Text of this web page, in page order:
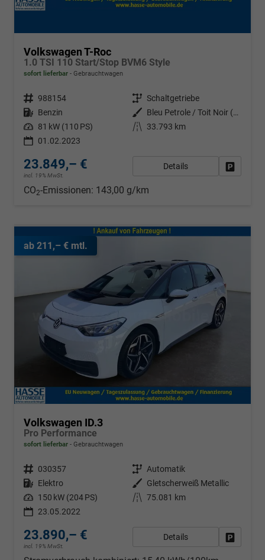
Volkswagen T-Roc
1.0 TSI 110 Start/Stop BVM6 Style
sofort lieferbar Gebrauchtwagen
Fahrzeugnr. 988154 Getriebe Schaltgetriebe
Kraftstoff Benzin Außenfarbe
Bleu Petrole / Toit Noir (Z3a1)
Leistung 81 kW (110 PS) Kilometerstand
33.793 km
01.02.2023
23.849,– €
incl. 19% MwSt.
Details
CO2-Emissionen: 143,00 g/km
ab 211,– € mtl.
Volkswagen ID.3
Pro Performance
sofort lieferbar Gebrauchtwagen
Fahrzeugnr. 030357 Getriebe Automatik
Kraftstoff Elektro Außenfarbe
Gletscherweiß Metallic
Leistung 150 kW (204 PS) Kilometerstand 75.081 km
23.05.2022
23.890,– €
incl. 19% MwSt.
Details